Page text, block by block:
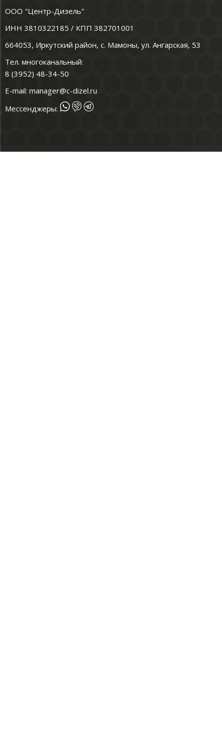
ООО "Центр-Дизель"
ИНН 3810322185 / КПП 382701001
664053, Иркутский район, с. Мамоны, ул. Ангарская, 53
Тел. многоканальный:
8 (3952) 48-34-50
E-mail: manager@c-dizel.ru
Мессенджеры: